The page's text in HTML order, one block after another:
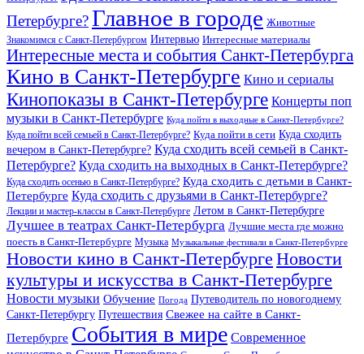
Петербурге?Главное в городе Животные
Знакомимся с Санкт-Петербургом Интервью Интересные материалы
Интересные места и события Санкт-Петербурга
Кино в Санкт-Петербурге Кино и сериалы
Кинопоказы в Санкт-Петербурге Концерты поп
музыки в Санкт-Петербурге Куда пойти в выходные в Санкт-Петербурге?
Куда пойти всей семьей в Санкт-Петербурге? Куда пойти в сети Куда сходить
вечером в Санкт-Петербурге? Куда сходить всей семьей в Санкт-
Петербурге? Куда сходить на выходных в Санкт-Петербурге?
Куда сходить осенью в Санкт-Петербурге? Куда сходить с детьми в Санкт-
Петербурге Куда сходить с друзьями в Санкт-Петербурге?
Лекции и мастер-классы в Санкт-Петербурге Летом в Санкт-Петербурге
Лучшее в театрах Санкт-Петербурга Лучшие места где можно
поесть в Санкт-Петербурге Музыка Музыкальные фестивали в Санкт-Петербурге
Новости кино в Санкт-Петербурге Новости
культуры и искусства в Санкт-Петербурге
Новости музыки Обучение Погода Путеводитель по новогоднему
Санкт-Петербургу Путешествия Свежее на сайте в Санкт-
Петербурге События в мире Современное